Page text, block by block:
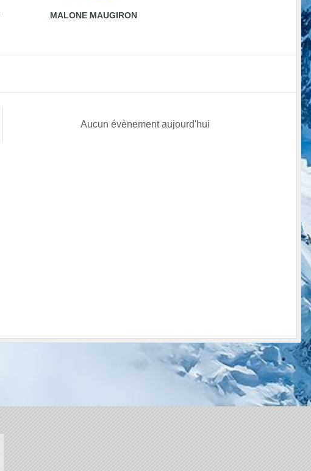
MALONE MAUGIRON
Aucun évènement aujourd'hui